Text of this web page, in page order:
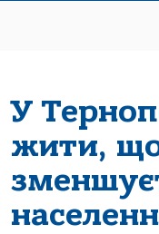
У
жити,